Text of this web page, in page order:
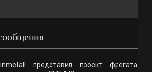
представил проект фрегата